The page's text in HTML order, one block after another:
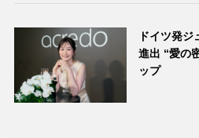
ドイツ発
進出 “愛の
ップ